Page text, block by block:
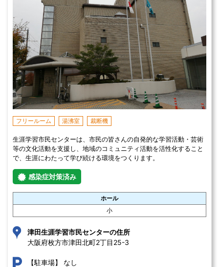
フリールーム 湯沸室 裁断機
生涯学習市民センターは、市民の皆さんの自発的な学習活動・芸術
等の文化活動を支援し、地域のコミュニティ活動を活性化すること
で、生涯にわたって学び続ける環境をつくります。
感染症対策済み
ホール
小
津田生涯学習市民センターの住所
大阪府枚方市津田北町2丁目25-3
【駐車場】 なし